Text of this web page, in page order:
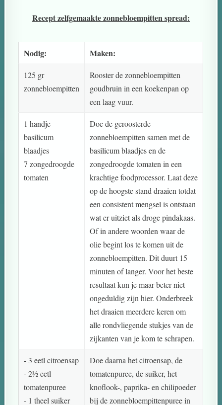
Recept zelfgemaakte zonnebloempitten spread:
Nodig: Maken:
125 gr
zonnebloempitten
Rooster de zonnebloempitten
goudbruin in een koekenpan op
een laag vuur.
1 handje
basilicum
blaadjes
7 zongedroogde
tomaten
Doe de geroosterde
zonnebloempitten samen met de
basilicum blaadjes en de
zongedroogde tomaten in een
krachtige foodprocessor. Laat deze
op de hoogste stand draaien totdat
een consistent mengsel is ontstaan
wat er uitziet als droge pindakaas.
Of in andere woorden waar de
olie begint los te komen uit de
zonnebloempitten. Dit duurt 15
minuten of langer. Voor het beste
resultaat kun je maar beter niet
ongeduldig zijn hier. Onderbreek
het draaien meerdere keren om
alle rondvliegende stukjes van de
zijkanten van je kom te schrapen.
- 3 eetl citroensap
- 2½ eetl
tomatenpuree
- 1 theel suiker
Doe daarna het citroensap, de
tomatenpuree, de suiker, het
knoflook-, paprika- en chilipoeder
bij de zonnebloempittenpuree in